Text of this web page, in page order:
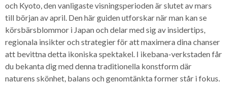
och Kyoto, den vanligaste visningsperioden är slutet av mars
till början av april. Den här guiden utforskar när man kan se
körsbärsblommor i Japan och delar med sig av insidertips,
regionala insikter och strategier för att maximera dina chanser
att bevittna detta ikoniska spektakel. I ikebana-verkstaden får
du bekanta dig med denna traditionella konstform där
naturens skönhet, balans och genomtänkta former står i fokus.